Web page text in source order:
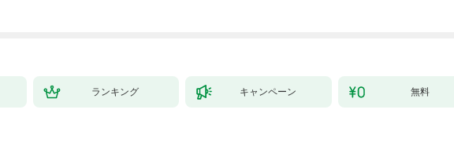
ランキング キャンペーン 無料